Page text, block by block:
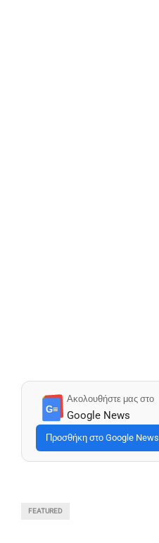
G≡
Ακολουθήστε μας στο
Google News
Προσθήκη στο Google News
FEATURED